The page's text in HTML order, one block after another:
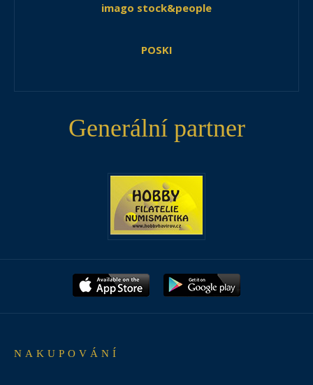
imago stock&people
POSKI
Generální partner
NAKUPOVÁNÍ